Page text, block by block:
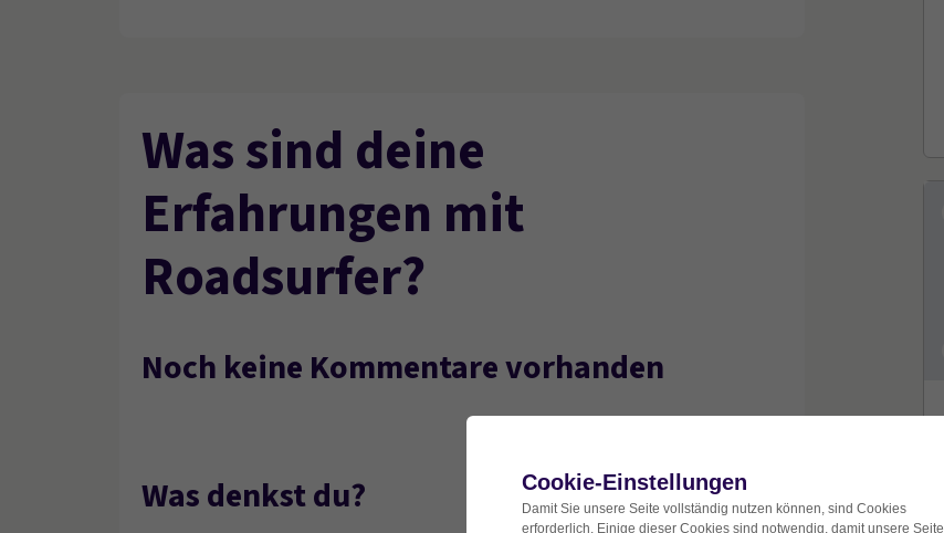
Was sind deine
Erfahrungen mit
Roadsurfer?
Noch keine Kommentare vorhanden
Was denkst du? Cookie-Einstellungen
Damit Sie unsere Seite vollständig nutzen können, sind Cookies
erforderlich. Einige dieser Cookies sind notwendig, damit unsere Seite